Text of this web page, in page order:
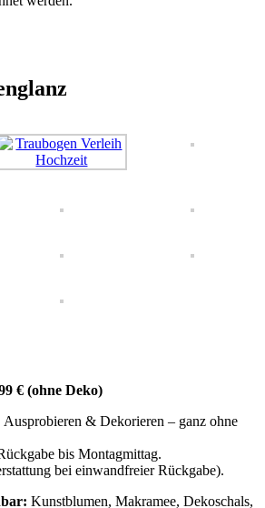
€ (ohne Deko)
& Dekorieren – ganz ohne
bis Montagmittag.
bei einwandfreier Rückgabe).
Kunstblumen, Makramee, Dekoschals,